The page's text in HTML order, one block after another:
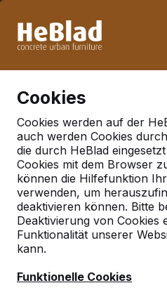
Woche 33 nicht. Bitte
Cookies
Cookies werden auf der
auch werden Cookies
die durch HeBlad
Cookies mit dem Browser
können die Hilfefunktion
verwenden, um
deaktivieren können. Bitte
Deaktivierung von Cookies
Funktionalität unserer
kann.
Funktionelle Cookies
Häufig
Hier finden Sie einige der
werden. Ihre Frage ist nicht
ruhig Kontakt mit uns auf.